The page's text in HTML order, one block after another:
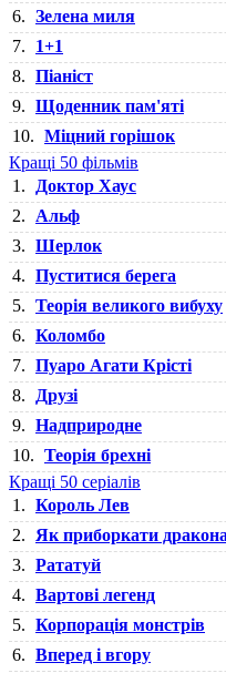
6. Зелена миля
7.
1+1
8. Піаніст
9. Щоденник пам'яті
10. Міцний горішок
Кращі 50 фільмів
1.
Доктор Хаус
2.
Альф
3. Шерлок
4. Пуститися берега
5. Теорія великого вибуху
6. Коломбо
7. Пуаро Агати Крісті
8.
Друзі
9. Надприродне
10. Теорія брехні
Кращі 50 серіалів
1. Король Лев
2.
Як приборкати дракона
3. Рататуй
4. Вартові легенд
5. Корпорація монстрів
6. Вперед і вгору